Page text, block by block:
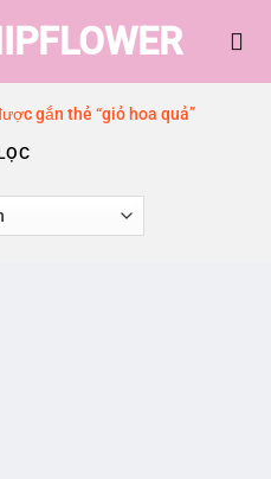
gắn thẻ “giỏ hoa quả”